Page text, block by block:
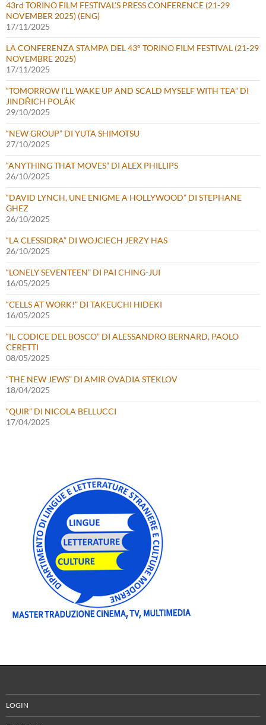
43rd TORINO FILM FESTIVAL’S PRESS CONFERENCE (21-29
NOVEMBER 2025) (ENG)
17/11/2025
LA CONFERENZA STAMPA DEL 43° TORINO FILM FESTIVAL (21-29
NOVEMBRE 2025)
17/11/2025
“TOMORROW I’LL WAKE UP AND SCALD MYSELF WITH TEA” DI
JINDŘICH POLÁK
29/10/2025
“NEW GROUP” DI YUTA SHIMOTSU
27/10/2025
“ANYTHING THAT MOVES” DI ALEX PHILLIPS
26/10/2025
“DAVID LYNCH, UNE ENIGME A HOLLYWOOD” DI STEPHANE
GHEZ
26/10/2025
“LA CLESSIDRA” DI WOJCIECH JERZY HAS
26/10/2025
“LONELY SEVENTEEN” DI PAI CHING-JUI
16/05/2025
“CELLS AT WORK!” DI TAKEUCHI HIDEKI
16/05/2025
“IL CODICE DEL BOSCO” DI ALESSANDRO BERNARD, PAOLO
CERETTI
08/05/2025
“THE NEW JEWS” DI AMIR OVADIA STEKLOV
18/04/2025
“QUIR” DI NICOLA BELLUCCI
17/04/2025
LOGIN